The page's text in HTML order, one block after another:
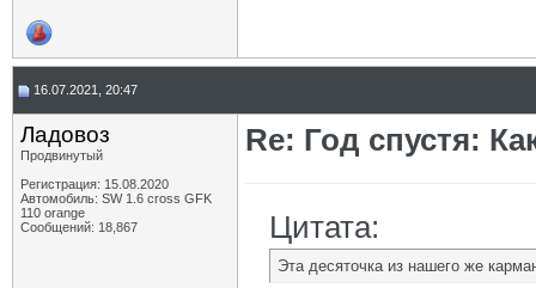
16.07.2021, 20:47
Ладовоз
Продвинутый
Регистрация: 15.08.2020
Автомобиль: SW 1.6 cross GFK
110 orange
Сообщений: 18,867
Re: Год спустя:
Цитата:
Эта десяточка из нашего же